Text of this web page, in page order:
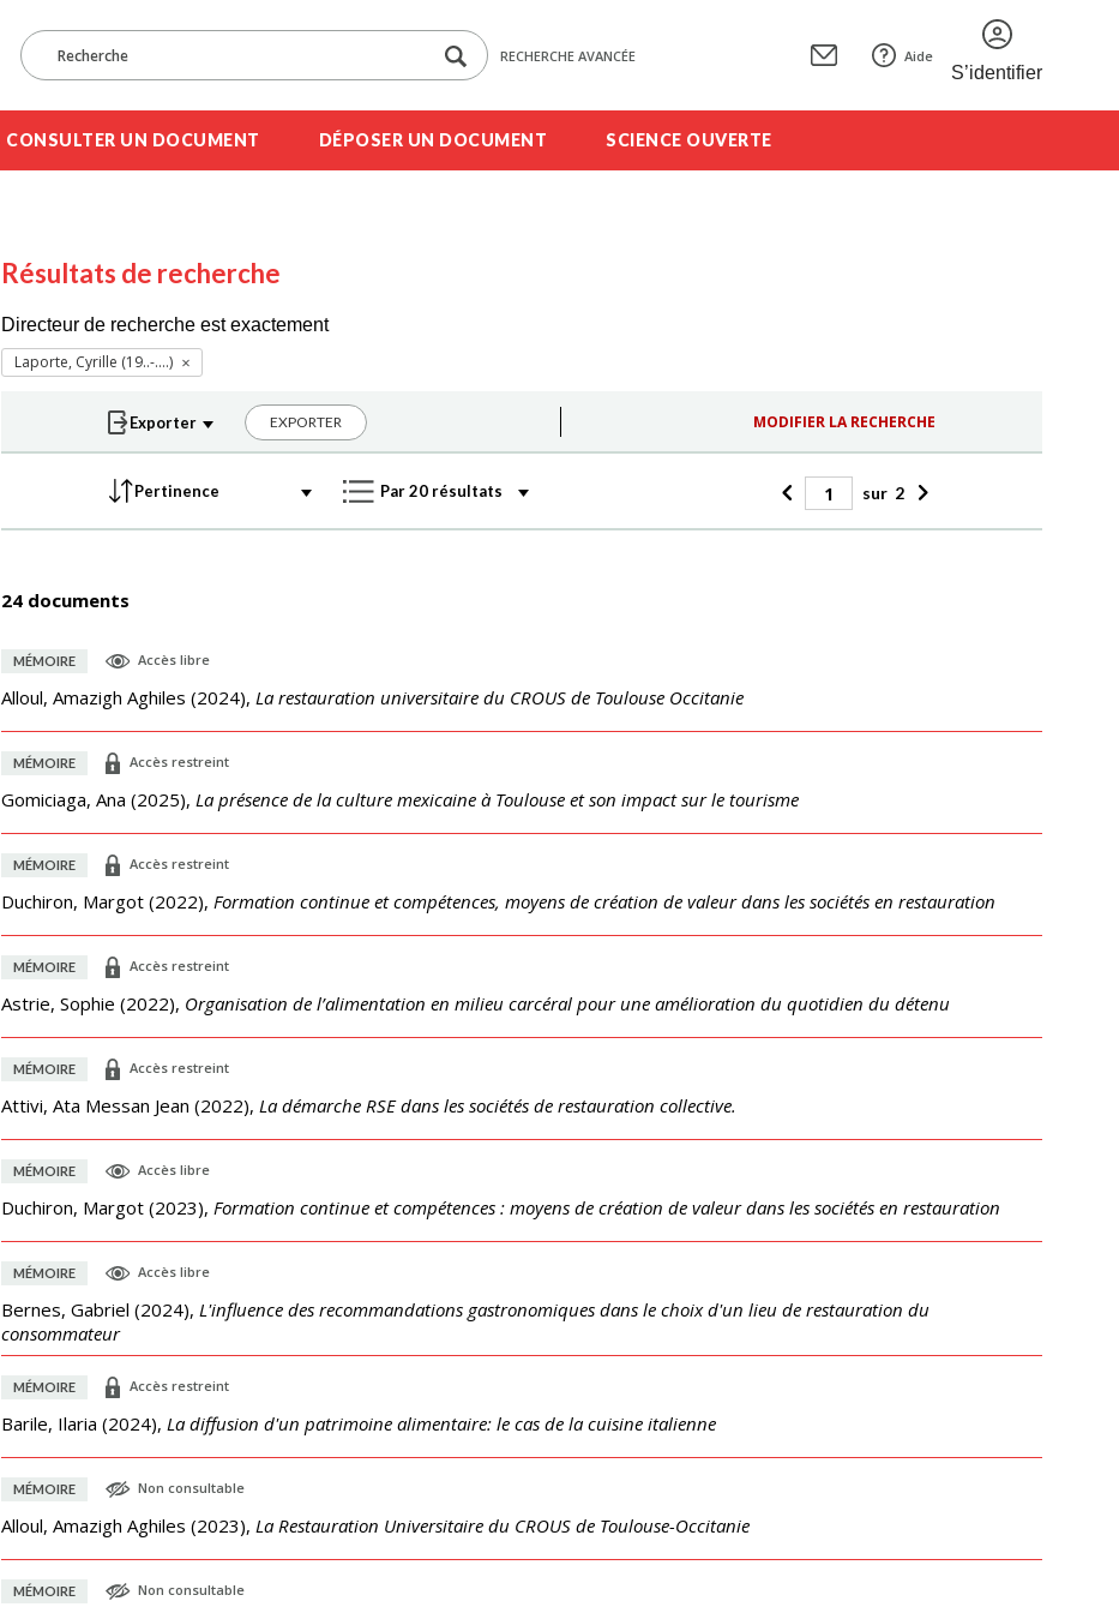
RECHERCHE AVANCÉE Aide
S’identifier
CONSULTER UN DOCUMENT DÉPOSER UN DOCUMENT SCIENCE OUVERTE
Résultats de recherche
Directeur de recherche est exactement
Laporte, Cyrille (19..-....)
EXPORTER MODIFIER LA RECHERCHE
sur 2
24 documents
MÉMOIRE Accès libre
Alloul, Amazigh Aghiles (2024), La restauration universitaire du CROUS de Toulouse Occitanie
MÉMOIRE Accès restreint
Gomiciaga, Ana (2025), La présence de la culture mexicaine à Toulouse et son impact sur le tourisme
MÉMOIRE Accès restreint
Duchiron, Margot (2022), Formation continue et compétences, moyens de création de valeur dans les sociétés en restauration
MÉMOIRE Accès restreint
Astrie, Sophie (2022), Organisation de l’alimentation en milieu carcéral pour une amélioration du quotidien du détenu
MÉMOIRE Accès restreint
Attivi, Ata Messan Jean (2022), La démarche RSE dans les sociétés de restauration collective.
MÉMOIRE Accès libre
Duchiron, Margot (2023), Formation continue et compétences : moyens de création de valeur dans les sociétés en restauration
MÉMOIRE Accès libre
Bernes, Gabriel (2024), L'influence des recommandations gastronomiques dans le choix d'un lieu de restauration du
consommateur
MÉMOIRE Accès restreint
Barile, Ilaria (2024), La diffusion d'un patrimoine alimentaire: le cas de la cuisine italienne
MÉMOIRE Non consultable
Alloul, Amazigh Aghiles (2023), La Restauration Universitaire du CROUS de Toulouse-Occitanie
MÉMOIRE Non consultable